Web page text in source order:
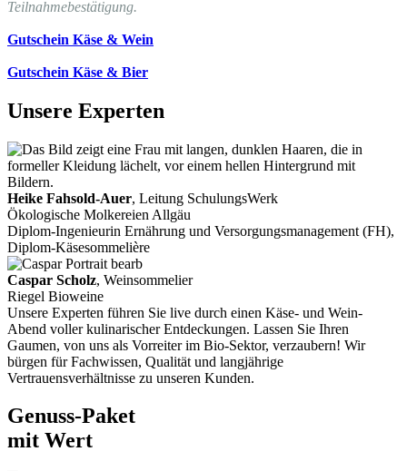
Teilnahmebestätigung.
Gutschein Käse & Wein
Gutschein Käse & Bier
Unsere Experten
Heike Fahsold-Auer, Leitung SchulungsWerk
Ökologische Molkereien Allgäu
Diplom-Ingenieurin Ernährung und Versorgungsmanagement (FH),
Diplom-Käsesommelière
Caspar Scholz, Weinsommelier
Riegel Bioweine
Unsere Experten führen Sie live durch einen Käse- und Wein-
Abend voller kulinarischer Entdeckungen. Lassen Sie Ihren
Gaumen, von uns als Vorreiter im Bio-Sektor, verzaubern! Wir
bürgen für Fachwissen, Qualität und langjährige
Vertrauensverhältnisse zu unseren Kunden.
Genuss-Paket
mit Wert